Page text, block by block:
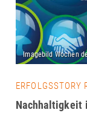
ERFOLGSSTORY
Nachhaltigkeit